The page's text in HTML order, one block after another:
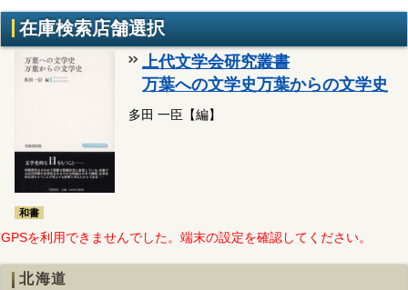
在庫検索店舗選択
和書
上代文学会研究叢書
万葉への文学史万葉からの文学史
多田 一臣【編】
GPSを利用できませんでした。端末の設定を確認してください。
北海道